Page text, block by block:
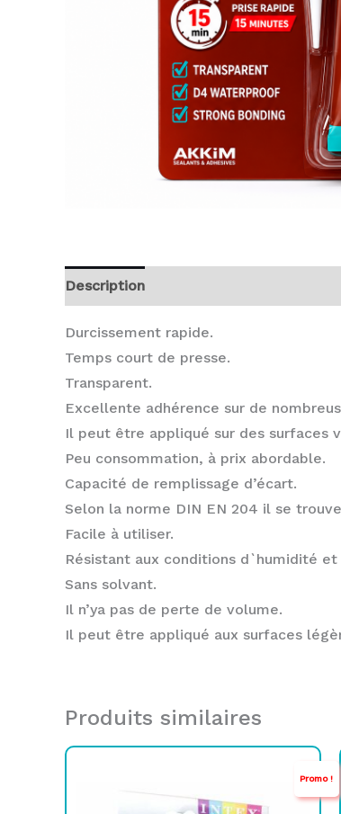
Description
Durcissement rapide.
Temps court de presse.
Transparent.
Excellente adhérence sur de
Il peut être appliqué sur des surfaces
Peu consommation, à prix abordable.
Capacité de remplissage d’écart.
Selon la norme DIN EN 204 il se
Facile à utiliser.
Résistant aux conditions d`humidité
Sans solvant.
Il n’ya pas de perte de volume.
Il peut être appliqué aux surfaces
Produits similaires
Promo !